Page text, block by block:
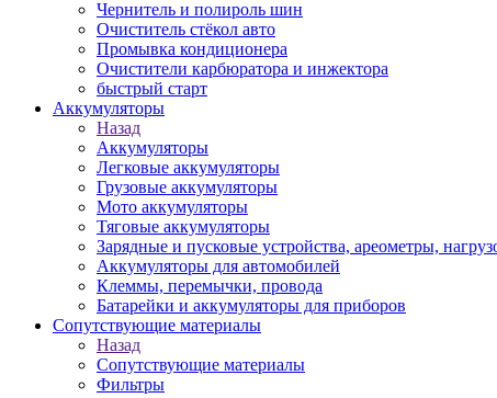
Чернитель и полироль шин
Очиститель стёкол авто
Промывка кондиционера
Очистители карбюратора и инжектора
быстрый старт
Аккумуляторы
Назад
Аккумуляторы
Легковые аккумуляторы
Грузовые аккумуляторы
Мото аккумуляторы
Тяговые аккумуляторы
Зарядные и пусковые устройства, ареометры,
Аккумуляторы для автомобилей
Клеммы, перемычки, провода
Батарейки и аккумуляторы для приборов
Сопутствующие материалы
Назад
Сопутствующие материалы
Фильтры